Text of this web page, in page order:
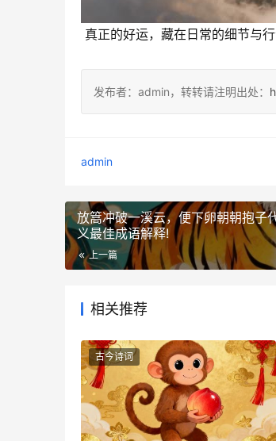
真正的好运，藏在日常的细节与行
发布者：admin，转转请注明出处：
admin
放篙冲破一溪云，便下卵朝朝抱子
义最佳成语解释!
上一篇
相关推荐
古今诗词